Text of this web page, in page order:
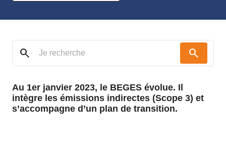
search search
Au 1er janvier 2023, le BEGES évolue. Il
intègre les émissions indirectes (Scope 3) et
s’accompagne d’un plan de transition.